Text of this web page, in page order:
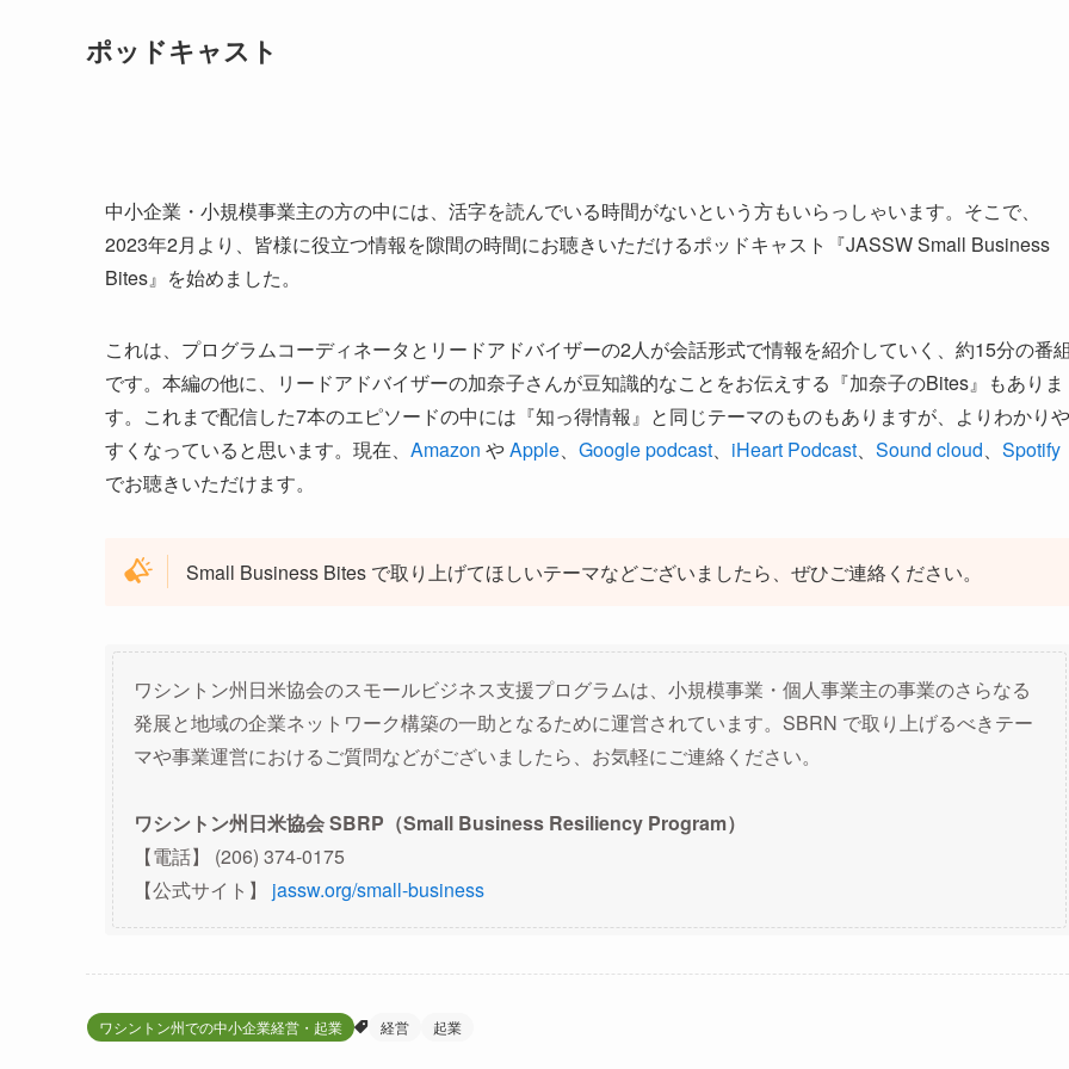
ポッドキャスト
中小企業・小規模事業主の方の中には、活字を読んでいる時間がないという方もいらっしゃいます。そこで、
2023年2月より、皆様に役立つ情報を隙間の時間にお聴きいただけるポッドキャスト『JASSW Small Business
Bites』を始めました。
これは、プログラムコーディネータとリードアドバイザーの2人が会話形式で情報を紹介していく、約15分の番
です。本編の他に、リードアドバイザーの加奈子さんが豆知識的なことをお伝えする『加奈子のBites』もありま
す。これまで配信した7本のエピソードの中には『知っ得情報』と同じテーマのものもありますが、よりわかりや
すくなっていると思います。現在、 Amazon やApple、 Google podcast、 iHeart Podcast、 Sound cloud、 Spotify
でお聴きいただけます。
Small Business Bites で取り上げてほしいテーマなどございましたら、ぜひご連絡ください。
ワシントン州日米協会のスモールビジネス支援プログラムは、小規模事業・個人事業主の事業のさらなる
発展と地域の企業ネットワーク構築の一助となるために運営されています。SBRN で取り上げるべきテー
マや事業運営におけるご質問などがございましたら、お気軽にご連絡ください。
ワシントン州日米協会 SBRP（Small Business Resiliency Program）
【電話】 (206) 374-0175
【公式サイト】
jassw.org/small-business
ワシントン州での中小企業経営・起業 経営 起業